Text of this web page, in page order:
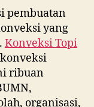
0815pembuatan
yang
Konveksi Topi
ribuan
organisasi,